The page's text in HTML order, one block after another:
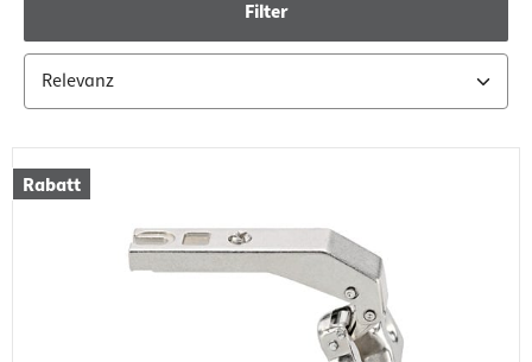
Filter
Rabatt